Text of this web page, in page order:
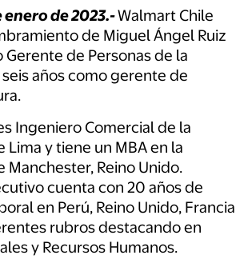
enero de 2023.-Walmart Chile
de Miguel Ángel Ruiz
Gerente de Personas de la
años como gerente de
Ingeniero Comercial de la
Lima y tiene un MBA en la
Manchester, Reino Unido.
cuenta con 20 años de
en Perú, Reino Unido, Francia
rubros destacando en
y Recursos Humanos.